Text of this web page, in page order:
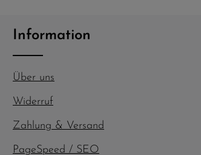
Information
Über uns
Widerruf
Zahlung & Versand
PageSpeed / SEO